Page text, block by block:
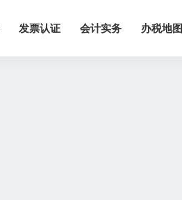
发票认证 会计实务 办税地图